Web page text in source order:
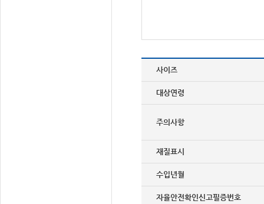
사이즈
대상연령
주의사항
재질표시
수입년월
자율안전확인신고필증번호